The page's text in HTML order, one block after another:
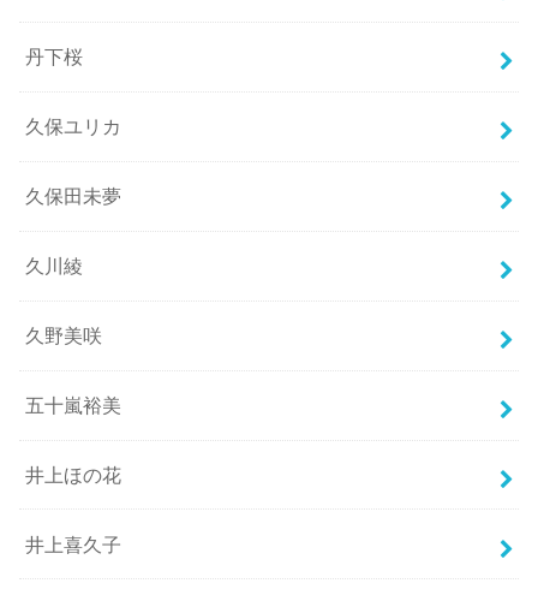
丹下桜
久保ユリカ
久保田未夢
久川綾
久野美咲
五十嵐裕美
井上ほの花
井上喜久子